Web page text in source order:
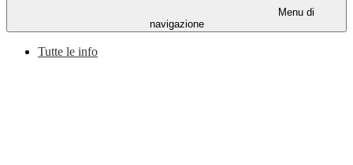
Menu di
navigazione
Tutte le info